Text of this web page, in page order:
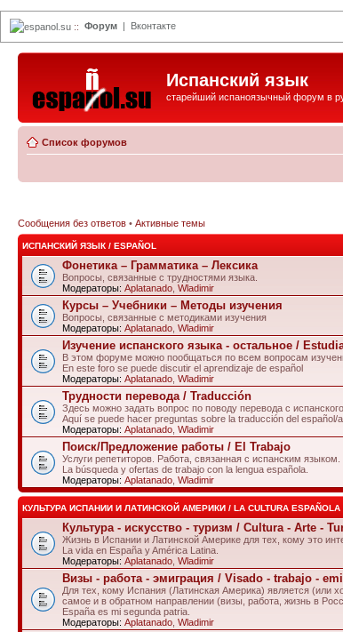
espanol.su :: Форум | Вконтакте
Испанский язык
старейший испаноязычный форум в
Список форумов
Сообщения без ответов • Активные темы
ИСПАНСКИЙ ЯЗЫК / ESPAÑOL
Фонетика – Грамматика – Лексика
Вопросы, связанные с трудностями языка.
Модераторы: Aplatanado Wladimir
Курсы – Учебники – Методы изучения
Вопросы, связанные с методиками изучения
Модераторы: Aplatanado Wladimir
Изучение испанского языка - остальное /
В этом форуме можно пообщаться по всем вопросам
En este foro se puede discutir el aprendizaje de español
Модераторы: Aplatanado Wladimir
Трудности перевода / Traducción
Здесь можно задать вопрос по поводу перевода с
Aquí se puede hacer preguntas sobre la traducción del español/
Модераторы: Aplatanado Wladimir
Поиск/Предложение работы / El Trabajo
Услуги репетиторов. Работа, связанная с испанским языком.
La búsqueda y ofertas de trabajo con la lengua española.
Модераторы: Aplatanado Wladimir
КУЛЬТУРА ИСПАНИИ И ЛАТИНСКОЙ АМЕРИКИ / LA CULTURA ESPAÑOLA
Культура - искусство - туризм / Cultura - Arte -
Жизнь в Испании и Латинской Америке для тех, кому это
La vida en España y América Latina.
Модераторы: Aplatanado Wladimir
Визы - работа - эмиграция / Visado - trabajo -
Для тех, кому Испания (Латинская Америка) является (или
самое и в обратном направлении (визы, работа, жизнь в
España es mi segunda patria.
Модераторы: Aplatanado Wladimir